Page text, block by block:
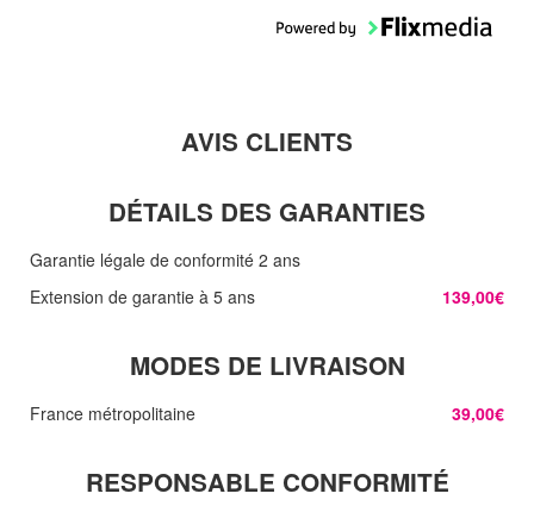
AVIS CLIENTS
DÉTAILS DES GARANTIES
Garantie légale de conformité 2 ans
Extension de garantie à 5 ans
139,00€
MODES DE LIVRAISON
France métropolitaine 39,00€
RESPONSABLE CONFORMITÉ